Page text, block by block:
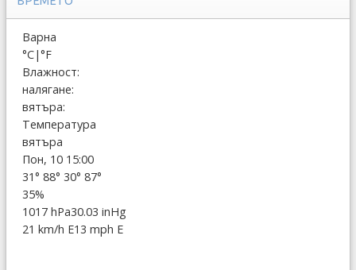
Варна
°C|°F
Влажност:
налягане:
вятъра:
Температура
вятъра
Пон, 10 15:00
31° 88° 30° 87°
35%
1017 hPa30.03 inHg
21 km/h E13 mph E